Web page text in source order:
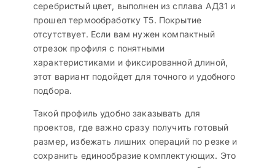
серебристый цвет, выполнен из сплава АД31 и
прошел термообработку T5. Покрытие
отсутствует. Если вам нужен компактный
отрезок профиля с понятными
характеристиками и фиксированной длиной,
этот вариант подойдет для точного и удобного
подбора.
Такой профиль удобно заказывать для
проектов, где важно сразу получить готовый
размер, избежать лишних операций по резке и
сохранить единообразие комплектующих. Это